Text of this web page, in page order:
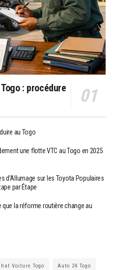
: procédure
au Togo
une flotte VTC au Togo en 2025
d’Allumage sur les Toyota Populaires
par Étape
que la réforme routière change au
Voiture Togo Auto 24 Togo